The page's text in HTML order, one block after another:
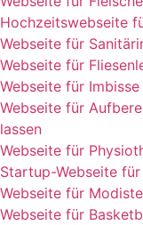
Hochzeitswebseite
Webseite für
Webseite für
Webseite für
Webseite für
lassen
Webseite für
Startup-Webseite
Webseite für
Webseite für